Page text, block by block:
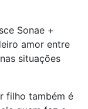
Sonae +
amor entre
situações
filho também é